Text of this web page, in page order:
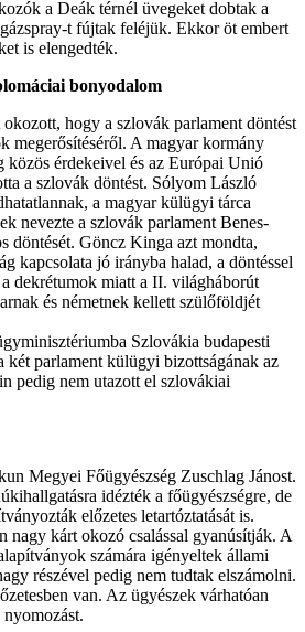
a Deák térnél üvegeket dobtak a
t fújtak feléjük. Ekkor öt embert
is elengedték.
bonyodalom
hogy a szlovák parlament döntést
megerősítéséről. A magyar kormány
közös érdekeivel és az Európai Unió
a szlovák döntést. Sólyom László
a magyar külügyi tárca
nevezte a szlovák parlament Benes-
döntését. Göncz Kinga azt mondta,
kapcsolata jó irányba halad, a döntéssel
dekrétumok miatt a II. világháborút
és németnek kellett szülőföldjét
Szlovákia budapesti
két parlament külügyi bizottságának az
pedig nem utazott el szlovákiai
Megyei Főügyészség Zuschlag Jánost.
idézték a főügyészségre, de
előzetes letartóztatását is.
nagy kárt okozó csalással gyanúsítják. A
számára igényeltek állami
részével pedig nem tudtak elszámolni.
van. Az ügyészek várhatóan